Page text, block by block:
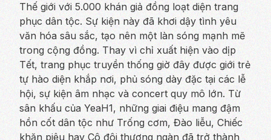
Thế giới với 5.000 khán giả đồng loạt diện trang
phục dân tộc. Sự kiện này đã khơi dậy tình yêu
văn hóa sâu sắc, tạo nên một làn sóng mạnh mẽ
trong cộng đồng. Thay vì chỉ xuất hiện vào dịp
Tết, trang phục truyền thống giờ đây được giới trẻ
tự hào diện khắp nơi, phủ sóng dày đặc tại các lễ
hội, sự kiện âm nhạc và concert quy mô lớn. Từ
sân khấu của YeaH1, những giai điệu mang đậm
hồn cốt dân tộc nhưTrống cơm, Đào liễu, Chiếc
khăn piêuhay Cô đôi thượng ngàn đã trở thành